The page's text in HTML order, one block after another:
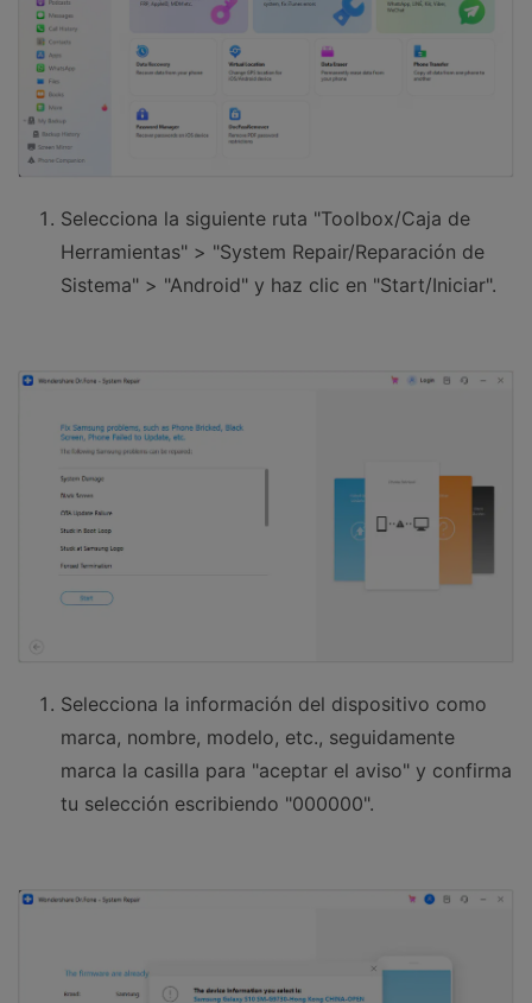
Selecciona la siguiente ruta "Toolbox/Caja de
Herramientas" > "System Repair/Reparación de
Sistema" > "Android" y haz clic en "Start/Iniciar".
Selecciona la información del dispositivo como
marca, nombre, modelo, etc., seguidamente
marca la casilla para "aceptar el aviso" y confirma
tu selección escribiendo "000000".